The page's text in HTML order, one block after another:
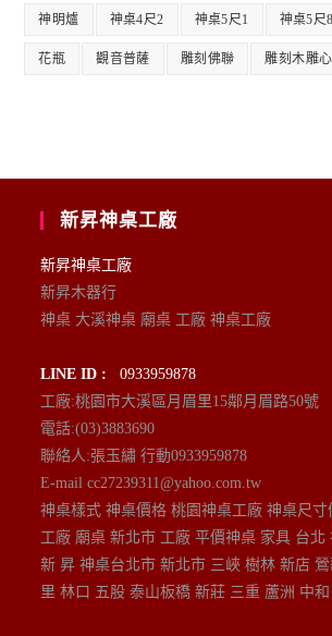
神明爐 神桌4尺2 神桌5尺1 神桌5尺8
花瓶 觀音普薩 雕刻佛聯 雕刻木雕
新昇神桌工廠
新昇神桌工廠
新昇木器行
神桌 大溪神桌 廟桌 工廠 神桌工廠
LINE ID :
0933959878
工廠:桃園市大溪區月眉里15鄰月眉路50號
電話:(03)3883690
聯絡人:張玉繡 行動0933959878
E-mail cc27239311@yahoo.com.tw
神桌樣式 神桌價格 桃園神桌工廠 神桌尺
工廠 廟桌 新北市 工廠 平價神桌 家具 台北
新 昇 神桌台北市 新北市 三峽 樹林 新店
里 林口 五股 泰山板橋 新莊 三重 蘆洲 中和